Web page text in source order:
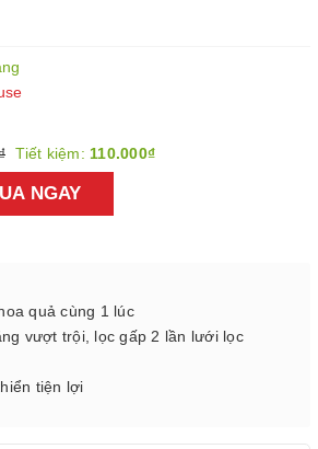
Tiết kiệm: 110.000₫
NGAY
quả cùng 1 lúc
vượt trội, lọc gấp 2 lần lưới lọc
tiện lợi